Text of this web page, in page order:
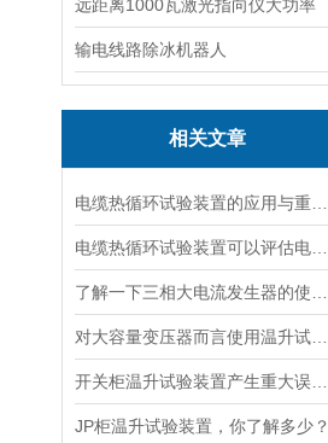
远距离1000瓦激光指向仪大功率
输电线路除冰机器人
相关文章
JP柜温升试验装置，你了解多少？